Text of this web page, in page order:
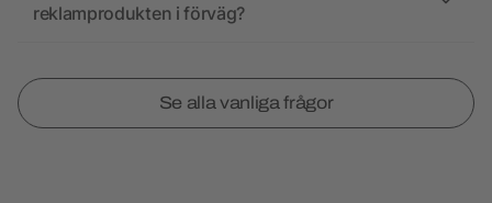
reklamprodukten i förväg?
Se alla vanliga frågor